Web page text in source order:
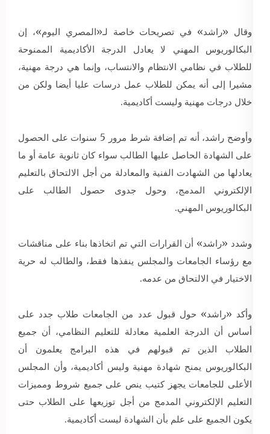
وقال «راشد» في تصريحات خاصة لـ«المصري اليوم»، إن
البكالوريوس المهني لا يعادل الدرجة الأكاديمية الممنوحة
للطلاب في نظامي الانتظام والانتساب، وإنما هي درجة مهنية،
مشيرا إلى أنه يمكن للطلاب عمل درسات عليا أيضا ولكن من
خلال درجات مهنية وليست أكاديمية.
وأوضح راشد، أنه تم إضافة شرط مرور 5 سنوات على الحصول
على الشهادة الحاصل عليها الطالب سواء كان ثانوية عامة أو ما
يعادلها من الشهادت الفنية والمعادلة من أجل الالتحاق بالتعليم
الإلكتروني المدمج، وحول جدوى حصول الطالب على
البكالوريوس المهني.
وشدد «راشد» أن القرارات التي تم اتخاذها بناء على مناقشات
مع رؤساء الجامعات والمجلس ينفذها فقط، والطالب له حرية
الاختيار في الالتحاق من عدمه.
وأكد «راشد» حول قبول عدد من الجامعات طلاب جدد على
أساس أن الدرجة العلمية معادلة للتعليم النظامي، أن جميع
الطلاب الذين تم قبولهم في هذه البرامج يعلمون أن
البكالوريوس يمنح شهادة مهنية وليس أكاديمية، وأن المجلس
الأعلى للجامعات يجهز كتيب ينص على جميع شروط ومميزات
التعليم الإلكتروني المدمج من أجل توزيعها على الطلاب حتى
يكون الجميع على علم بأن الشهادة ليست أكاديمية.